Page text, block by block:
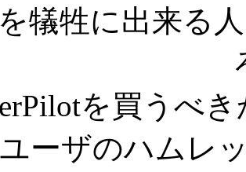
犠牲に出来る
を買うべ
ユーザのハムレ